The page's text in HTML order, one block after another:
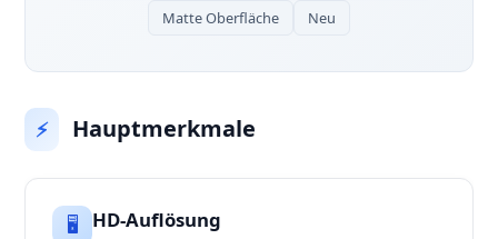
Matte Oberfläche
Neu
⚡ Hauptmerkmale
🖥️ HD-Auflösung